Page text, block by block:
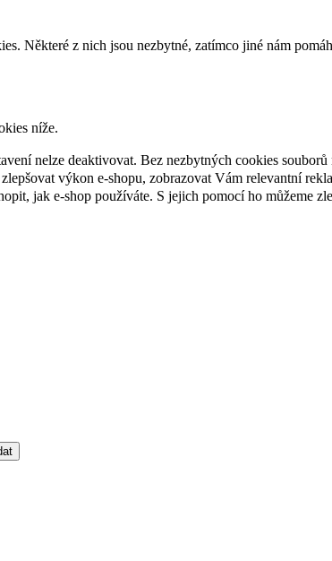
Některé z nich jsou nezbytné, zatímco jiné nám
níže.
nelze deaktivovat. Bez nezbytných cookies
výkon e-shopu, zobrazovat Vám relevantní
jak e-shop používáte. S jejich pomocí ho můžeme